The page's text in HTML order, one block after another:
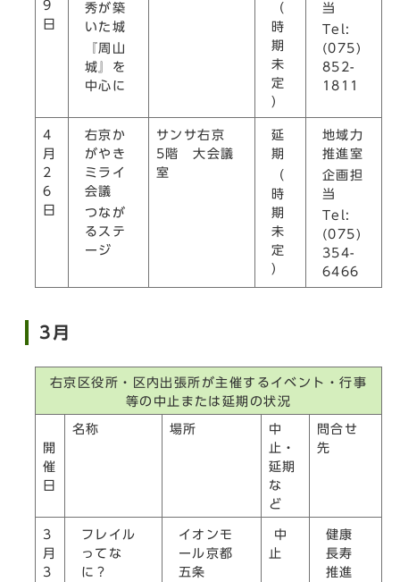
9
日
秀が築
いた城
『周山
城』を
中心に
（
時
期
未
定
）
当
Tel:
(075)
852-
1811
4
月
2
6
日
右京か
がやき
ミライ
会議
つなが
るステ
ージ
サンサ右京
5階 大会議
室
延
期
（
時
期
未
定
）
地域力
推進室
企画担
当
Tel:
(075)
354-
6466
3月
右京区役所・区内出張所が主催するイベント・行事
等の中止または延期の状況
開
催
日
名称 場所
中
止・
延期
な
ど
問合せ
先
3
月
3
フレイル
ってな
に？
イオンモ
ール京都
五条
中
止
健康
長寿
推進